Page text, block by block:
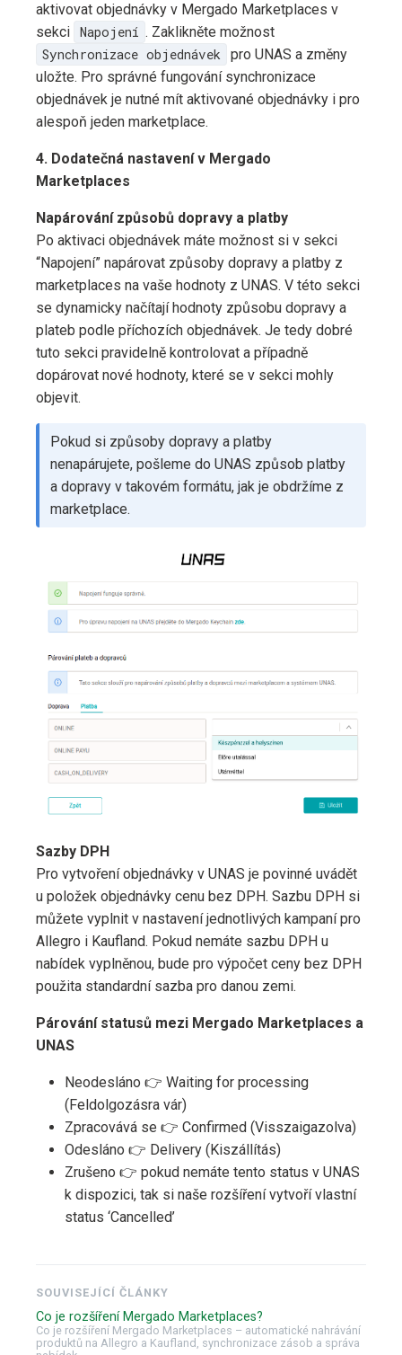
aktivovat objednávky v Mergado Marketplaces v
sekci Napojení . Zaklikněte možnost
Synchronizace objednávek pro UNAS a změny
uložte. Pro správné fungování synchronizace
objednávek je nutné mít aktivované objednávky i pro
alespoň jeden marketplace.
4. Dodatečná nastavení v Mergado
Marketplaces
Napárování způsobů dopravy a platby
Po aktivaci objednávek máte možnost si v sekci
“Napojení” napárovat způsoby dopravy a platby z
marketplaces na vaše hodnoty z UNAS. V této sekci
se dynamicky načítají hodnoty způsobu dopravy a
plateb podle příchozích objednávek. Je tedy dobré
tuto sekci pravidelně kontrolovat a případně
dopárovat nové hodnoty, které se v sekci mohly
objevit.
Pokud si způsoby dopravy a platby
nenapárujete, pošleme do UNAS způsob platby
a dopravy v takovém formátu, jak je obdržíme z
marketplace.
Sazby DPH
Pro vytvoření objednávky v UNAS je povinné uvádět
u položek objednávky cenu bez DPH. Sazbu DPH si
můžete vyplnit v nastavení jednotlivých kampaní pro
Allegro i Kaufland. Pokud nemáte sazbu DPH u
nabídek vyplněnou, bude pro výpočet ceny bez DPH
použita standardní sazba pro danou zemi.
Párování statusů mezi Mergado Marketplaces a
UNAS
Neodesláno 👉 Waiting for processing
(Feldolgozásra vár)
Zpracovává se 👉 Confirmed (Visszaigazolva)
Odesláno 👉 Delivery (Kiszállítás)
Zrušeno 👉 pokud nemáte tento status v UNAS
k dispozici, tak si naše rozšíření vytvoří vlastní
status ‘Cancelled’
SOUVISEJÍCÍ ČLÁNKY
Co je rozšíření Mergado Marketplaces?
Co je rozšíření Mergado Marketplaces – automatické nahrávání
produktů na Allegro a Kaufland, synchronizace zásob a správa